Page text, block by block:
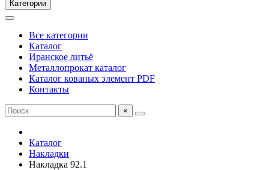
Категории
Все категории
Каталог
Иранское литьё
Металлопрокат каталог
Каталог кованых элемент PDF
Контакты
×
Каталог
Накладки
Накладка 92.1